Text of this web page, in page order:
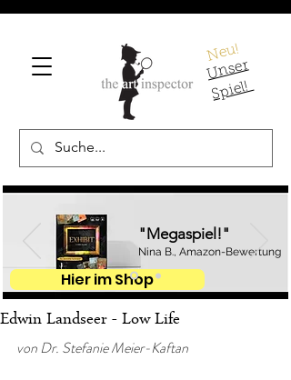
Neu!
U
ns
er
S
pi
el!
"Megaspiel!"
Nina B., Amazon-Bewertung
Hier im Shop
Edwin Landseer - Low Life
von Dr. Stefanie Meier-Kaftan